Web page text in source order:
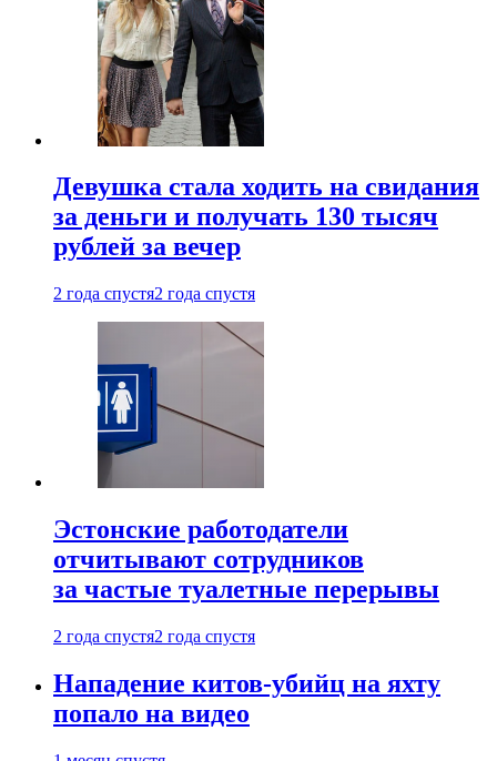
Девушка стала ходить на свидания
за деньги и получать 130 тысяч
рублей за вечер
2 года спустя2 года спустя
Эстонские работодатели
отчитывают сотрудников
за частые туалетные перерывы
2 года спустя2 года спустя
Нападение китов-убийц на яхту
попало на видео